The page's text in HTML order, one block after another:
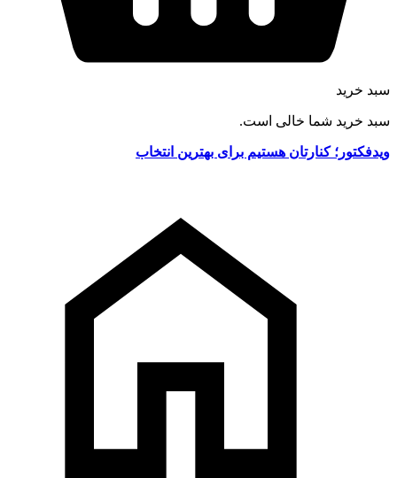
سبد خرید
سبد خرید شما خالی است.
ویدفکتور؛ کنارتان هستیم برای بهترین انتخاب